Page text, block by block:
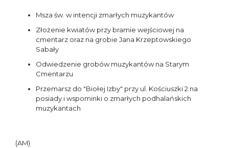
Msza św. w intencji zmarłych muzykantów
Złożenie kwiatów przy bramie wejściowej na
cmentarz oraz na grobie Jana Krzeptowskiego
Sabały
Odwiedzenie grobów muzykantów na Starym
Cmentarzu
Przemarsz do "Biołej Izby" przy ul. Kościuszki 2 na
posiady i wspominki o zmarłych podhalańskich
muzykantach
(AM)